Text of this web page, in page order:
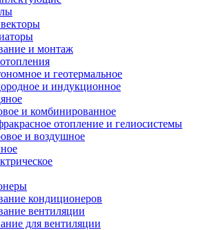
и монтаж
и геотермальное
и индукционное
и комбинированное
отопление и гелиосистемы
и воздушное
кондиционеров
вентиляции
для вентиляции